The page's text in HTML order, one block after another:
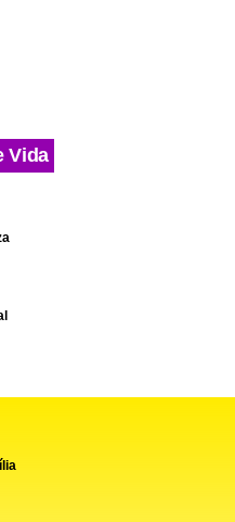
Vida